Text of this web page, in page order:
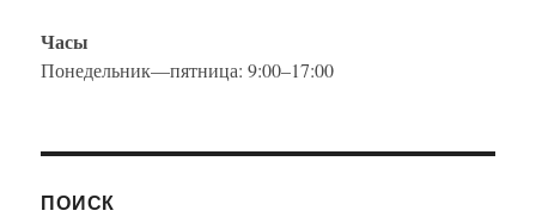
Часы
Понедельник—пятница: 9:00–17:00
ПОИСК